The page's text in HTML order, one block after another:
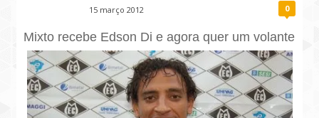
15 março 2012 0
Mixto recebe Edson Di e agora quer um volante